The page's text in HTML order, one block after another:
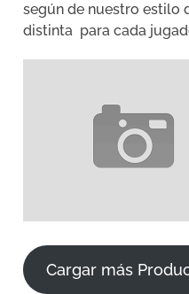
según de nuestro estilo
distinta para cada
Cargar más